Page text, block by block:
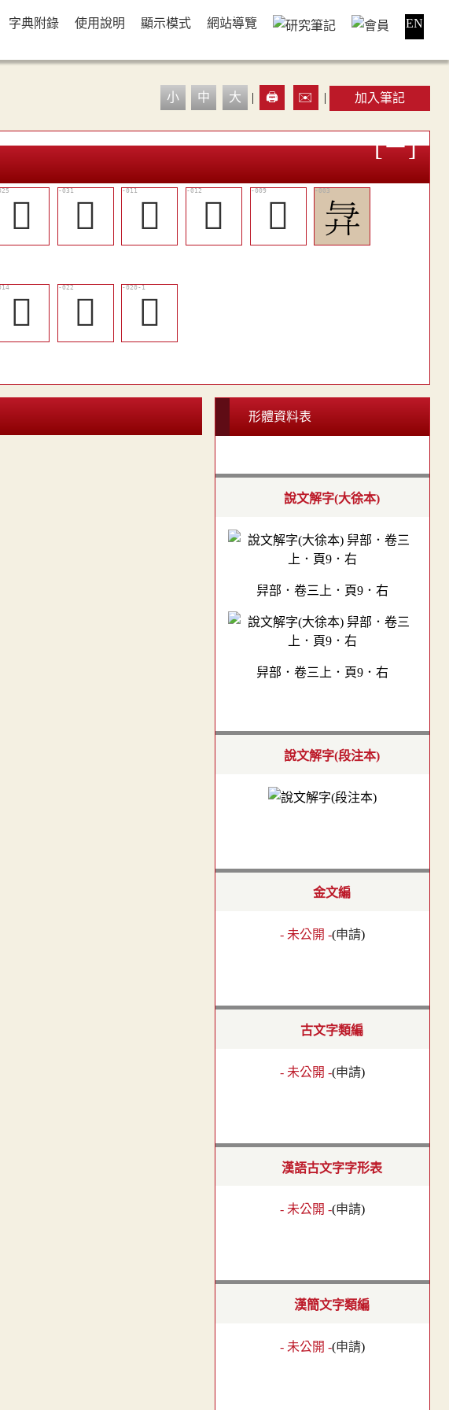
字典附錄 使用說明 顯示模式 網站導覽 EN
小 中 大 | 🖨️ ✉️ | 加入筆記
󴹈 󴹊 󴹀 󴹁 󴸿 𢌱
󴹃 󴹇 𦦲
形體資料表
說文解字(大徐本)
舁部．卷三上．頁9．右
舁部．卷三上．頁9．右
說文解字(段注本)
金文編
- 未公開 -(申請)
古文字類編
- 未公開 -(申請)
漢語古文字字形表
- 未公開 -(申請)
漢簡文字類編
- 未公開 -(申請)